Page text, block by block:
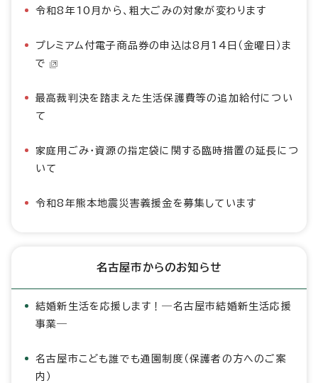
令和8年10月から、粗大ごみの対象が変わります
プレミアム付電子商品券の申込は8月14日（金曜日）ま
で
最高裁判決を踏まえた生活保護費等の追加給付につい
て
家庭用ごみ・資源の指定袋に関する臨時措置の延長につ
いて
令和8年熊本地震災害義援金を募集しています
名古屋市からのお知らせ
結婚新生活を応援します！―名古屋市結婚新生活応援
事業―
名古屋市こども誰でも通園制度（保護者の方へのご案
内）